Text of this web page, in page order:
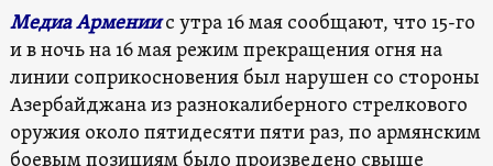
Медиа Армении с утра 16 мая сообщают, что 15-го
и в ночь на 16 мая режим прекращения огня на
линии соприкосновения был нарушен со стороны
Азербайджана из разнокалиберного стрелкового
оружия около пятидесяти пяти раз, по армянским